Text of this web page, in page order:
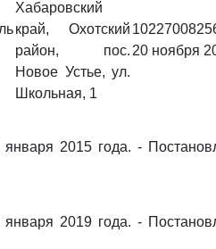
Хабаровский
край, Охотский
район, пос.
Новое Устье, ул.
Школьная, 1
20 ноября
2015 года. -
2019 года. -